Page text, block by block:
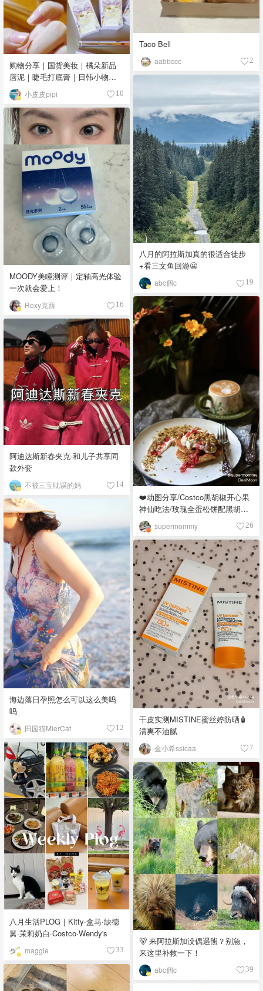
购物分享｜国货美妆｜橘朵新品
唇泥｜睫毛打底膏｜日韩小物｜
眼线笔｜美甲DIY💅
小皮皮pipi 10
Taco Bell
aabbccc 2
八月的阿拉斯加真的很适合徒步
+看三文鱼回游😬
abc個c 19
MOODY美瞳测评｜定轴高光体验
一次就会爱上！
Roxy克西 16
❤️动图分享/Costco黑胡椒开心果
神仙吃法/玫瑰全蛋松饼配黑胡椒
开心果碎太惊艳😍
supermommy 26
阿迪达斯新春夹克-和儿子共享同
款外套
不被三宝耽误的妈 14
海边落日孕照怎么可以这么美呜
呜
田园猫MierCat 12
干皮实测MISTINE蜜丝婷防晒🧴
清爽不油腻
金小希ssicaa 7
八月生活PLOG｜Kitty·盒马·缺德
舅·茉莉奶白·Costco·Wendy's
maggie 33
🐻 来阿拉斯加没偶遇熊？别急，
来这里补救一下！
abc個c 39